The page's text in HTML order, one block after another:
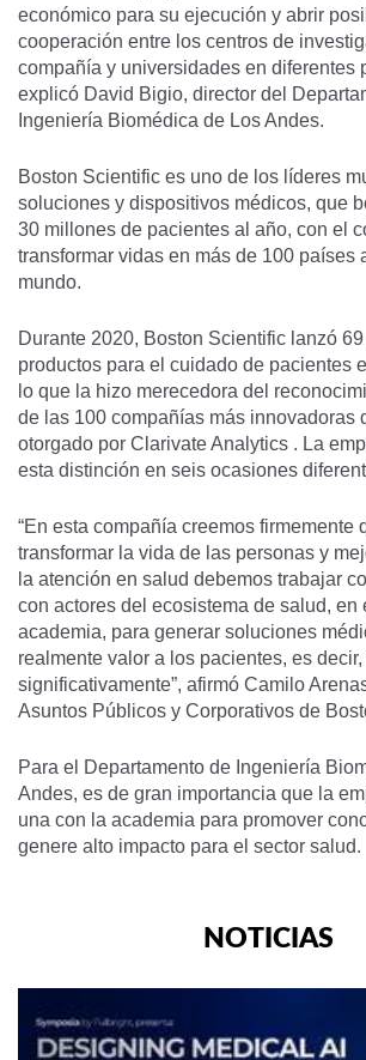
económico para su ejecución y abrir
cooperación entre los centros de
compañía y universidades en diferentes
explicó David Bigio, director del
Ingeniería Biomédica de Los Andes.
Boston Scientific es uno de los líderes
soluciones y dispositivos médicos, que
30 millones de pacientes al año, con el
transformar vidas en más de 100 países
mundo.
Durante 2020, Boston Scientific lanzó
productos para el cuidado de pacientes
lo que la hizo merecedora del
de las 100 compañías más innovadoras
otorgado por Clarivate Analytics . La
esta distinción en seis ocasiones
“En esta compañía creemos firmemente
transformar la vida de las personas y
la atención en salud debemos trabajar
con actores del ecosistema de salud, en
academia, para generar soluciones
realmente valor a los pacientes, es
significativamente”, afirmó Camilo
Asuntos Públicos y Corporativos de
Para el Departamento de Ingeniería
Andes, es de gran importancia que la
una con la academia para promover
genere alto impacto para el sector salud.
NOTICIAS